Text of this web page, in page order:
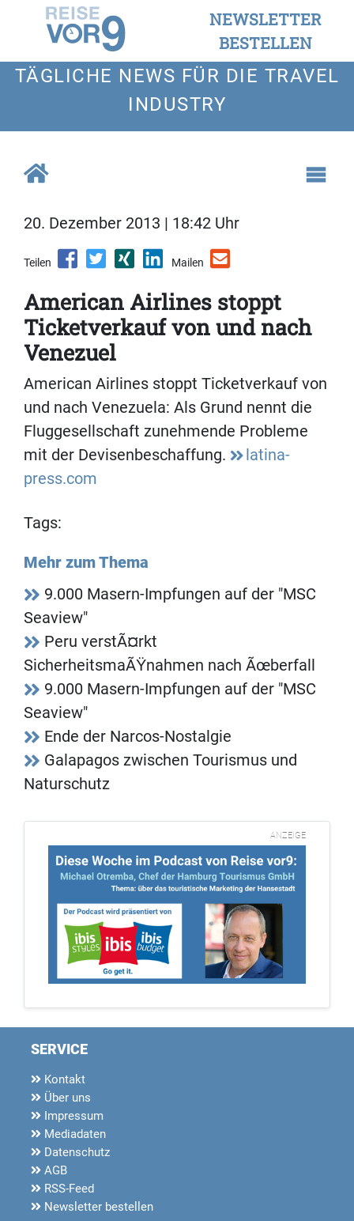
NEWSLETTER
BESTELLEN
TÄGLICHE NEWS FÜR DIE TRAVEL
INDUSTRY
20. Dezember 2013 | 18:42 Uhr
Teilen Mailen
American Airlines stoppt
Ticketverkauf von und nach
Venezuel
American Airlines stoppt Ticketverkauf von
und nach Venezuela: Als Grund nennt die
Fluggesellschaft zunehmende Probleme
mit der Devisenbeschaffung.
latina-
press.com
Tags:
Mehr zum Thema
9.000 Masern-Impfungen auf der "MSC
Seaview"
Peru verstÃ¤rkt
SicherheitsmaÃŸnahmen nach Ãœberfall
9.000 Masern-Impfungen auf der "MSC
Seaview"
Ende der Narcos-Nostalgie
Galapagos zwischen Tourismus und
Naturschutz
ANZEIGE
SERVICE
Kontakt
Über uns
Impressum
Mediadaten
Datenschutz
AGB
RSS-Feed
Newsletter bestellen